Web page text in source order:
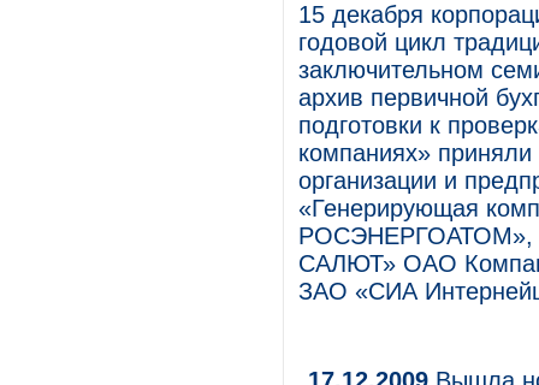
15 декабря
годовой цикл
заключительном
архив первичной
подготовки к
компаниях»
организации и
«Генерирующая
РОСЭНЕРГОАТОМ»,
САЛЮТ» ОАО
ЗАО «СИА